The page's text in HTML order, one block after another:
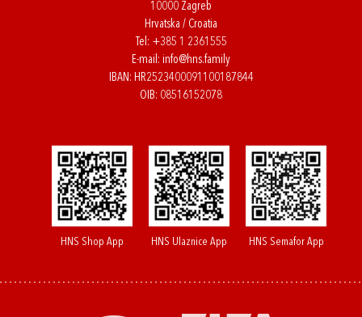
10000 Zagreb
Hrvatska / Croatia
Tel: +385 1 2361555
E-mail: info@hns.family
IBAN: HR2523400091100187844
OIB: 08516152078
HNS Shop App HNS Ulaznice App HNS Semafor App